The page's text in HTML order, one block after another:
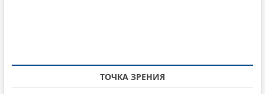
v
ТОЧКА ЗРЕНИЯ